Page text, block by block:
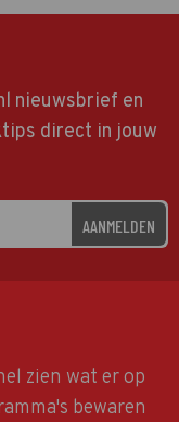
nieuwsbrief en
direct in jouw
AANMELDEN
zien wat er op
bewaren